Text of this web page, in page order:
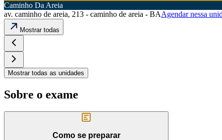
Caminho Da Areia
av. caminho de areia, 213 - caminho de areia - BAAgendar nessa
Mostrar todas
Mostrar todas as unidades
Sobre o exame
Como se preparar